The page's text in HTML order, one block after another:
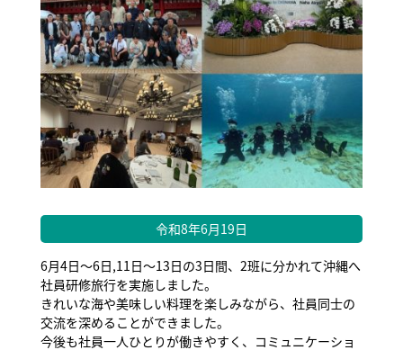
令和8年6月19日
6月4日～6日,11日～13日の3日間、2班に分かれて沖縄へ
社員研修旅行を実施しました。
きれいな海や美味しい料理を楽しみながら、社員同士の
交流を深めることができました。
今後も社員一人ひとりが働きやすく、コミュニケーショ